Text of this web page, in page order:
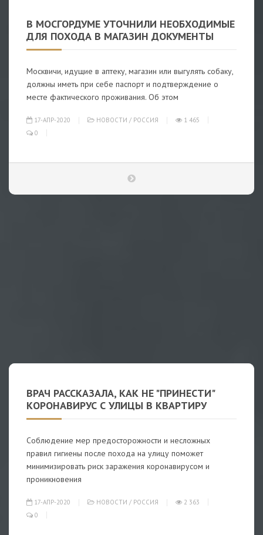
В МОСГОРДУМЕ УТОЧНИЛИ НЕОБХОДИМЫЕ
ДЛЯ ПОХОДА В МАГАЗИН ДОКУМЕНТЫ
Москвичи, идущие в аптеку, магазин или выгулять собаку,
должны иметь при себе паспорт и подтверждение о
месте фактического проживания. Об этом
17-АПР-2020 НОВОСТИ / РОССИЯ
1 465
0
ВРАЧ РАССКАЗАЛА, КАК НЕ "ПРИНЕСТИ"
КОРОНАВИРУС С УЛИЦЫ В КВАРТИРУ
Соблюдение мер предосторожности и несложных
правил гигиены после похода на улицу поможет
минимизировать риск заражения коронавирусом и
проникновения
17-АПР-2020 НОВОСТИ / РОССИЯ
2 363
0